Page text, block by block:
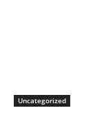
Uncategorized